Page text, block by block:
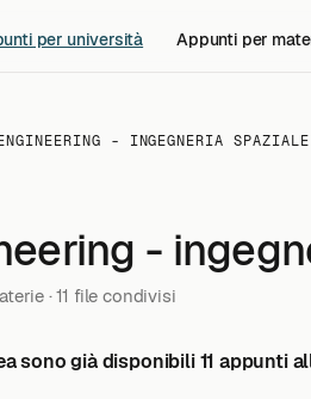
per università Appunti per
- INGEGNERIA SPAZIALE
-
· 11 file condivisi
sono già disponibili 11 appunti